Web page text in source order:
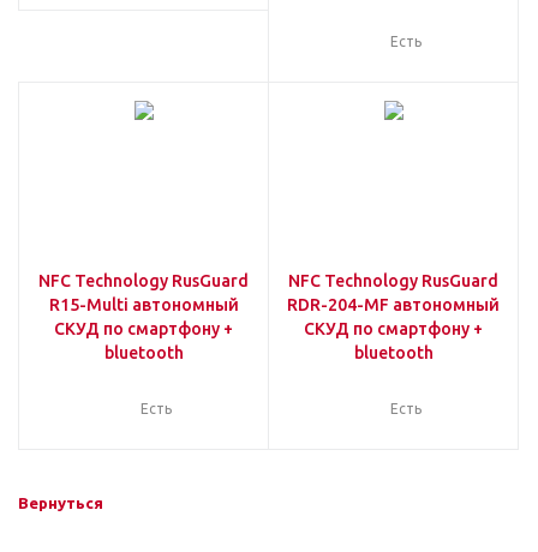
Есть
NFC Technology RusGuard
R15-Multi автономный
СКУД по смартфону +
bluetooth
Есть
NFC Technology RusGuard
RDR-204-MF автономный
СКУД по смартфону +
bluetooth
Есть
Вернуться